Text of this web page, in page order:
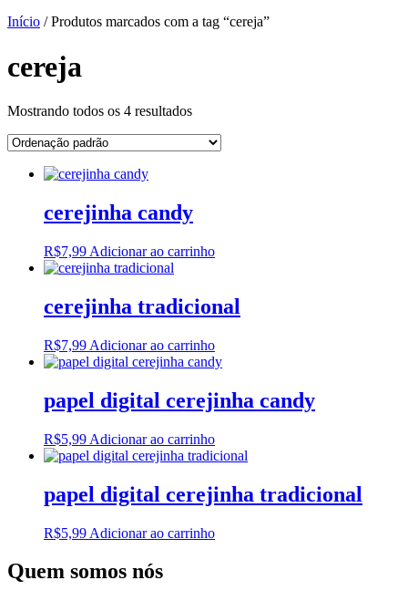
Início / Produtos marcados com a tag “cereja”
cereja
Mostrando todos os 4 resultados
cerejinha candy
R$7,99 Adicionar ao carrinho
cerejinha tradicional
R$7,99 Adicionar ao carrinho
papel digital cerejinha candy
R$5,99 Adicionar ao carrinho
papel digital cerejinha tradicional
R$5,99 Adicionar ao carrinho
Quem somos nós